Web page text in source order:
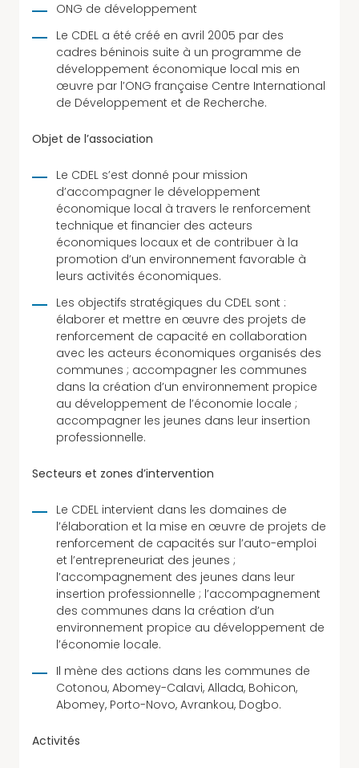
ONG de développement
Le CDEL a été créé en avril 2005 par des
cadres béninois suite à un programme de
développement économique local mis en
œuvre par l’ONG française Centre International
de Développement et de Recherche.
Objet de l’association
Le CDEL s’est donné pour mission
d’accompagner le développement
économique local à travers le renforcement
technique et financier des acteurs
économiques locaux et de contribuer à la
promotion d’un environnement favorable à
leurs activités économiques.
Les objectifs stratégiques du CDEL sont :
élaborer et mettre en œuvre des projets de
renforcement de capacité en collaboration
avec les acteurs économiques organisés des
communes ; accompagner les communes
dans la création d’un environnement propice
au développement de l’économie locale ;
accompagner les jeunes dans leur insertion
professionnelle.
Secteurs et zones d’intervention
Le CDEL intervient dans les domaines de
l’élaboration et la mise en œuvre de projets de
renforcement de capacités sur l’auto-emploi
et l’entrepreneuriat des jeunes ;
l’accompagnement des jeunes dans leur
insertion professionnelle ; l’accompagnement
des communes dans la création d’un
environnement propice au développement de
l’économie locale.
Il mène des actions dans les communes de
Cotonou, Abomey-Calavi, Allada, Bohicon,
Abomey, Porto-Novo, Avrankou, Dogbo.
Activités